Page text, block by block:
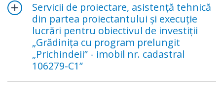
Servicii de proiectare, asistență tehnică
din partea proiectantului și execuție
lucrări pentru obiectivul de investiții
„Grădinița cu program prelungit
„Prichindeii” - imobil nr. cadastral
106279-C1”